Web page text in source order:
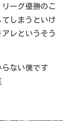
ーグ優勝のこ
しまうといけ
レというそう
ない僕です